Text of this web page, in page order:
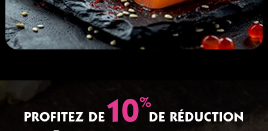
PROFITEZ DE10%
DE RÉDUCTION